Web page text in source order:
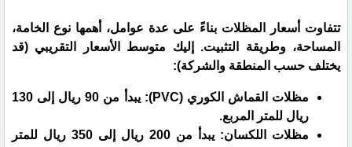
​تتفاوت أسعار المظلات بناءً على عدة عوامل، أهمها نوع الخامة،
المساحة، وطريقة التثبيت. إليك متوسط الأسعار التقريبي (قد
يختلف حسب المنطقة والشركة):
​مظلات القماش الكوري (PVC): يبدأ من 90 ريال إلى 130
ريال للمتر المربع.
​مظلات اللكسان: يبدأ من 200 ريال إلى 350 ريال للمتر